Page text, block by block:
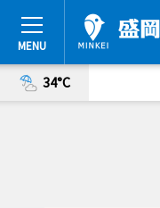
34°C